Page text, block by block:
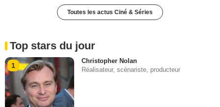
Toutes les actus Ciné & Séries
Top stars du jour
1
Christopher Nolan
Réalisateur, scénariste, producteur